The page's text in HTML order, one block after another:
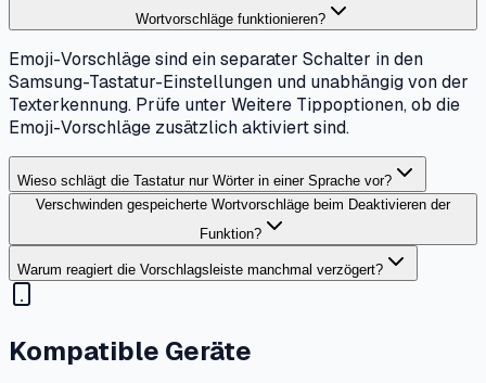
Wortvorschläge funktionieren?
Emoji-Vorschläge sind ein separater Schalter in den
Samsung-Tastatur-Einstellungen und unabhängig von der
Texterkennung. Prüfe unter Weitere Tippoptionen, ob die
Emoji-Vorschläge zusätzlich aktiviert sind.
Wieso schlägt die Tastatur nur Wörter in einer Sprache vor?
Verschwinden gespeicherte Wortvorschläge beim Deaktivieren der
Funktion?
Warum reagiert die Vorschlagsleiste manchmal verzögert?
Kompatible Geräte